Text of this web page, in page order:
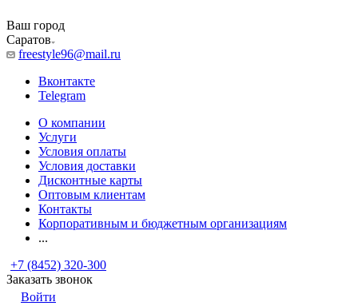
Ваш город
Саратов
freestyle96@mail.ru
Вконтакте
Telegram
О компании
Услуги
Условия оплаты
Условия доставки
Дисконтные карты
Оптовым клиентам
Контакты
Корпоративным и бюджетным организациям
...
+7 (8452) 320-300
Заказать звонок
Войти